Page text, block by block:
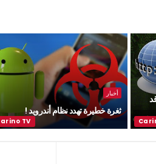
أخبار
ثغرة خطيرة تهدد نظام أندرويد !